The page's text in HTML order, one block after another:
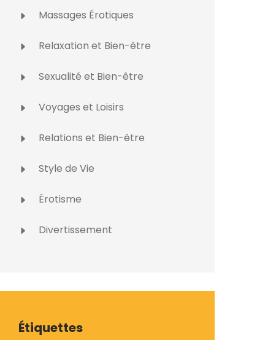
Massages Érotiques
Relaxation et Bien-être
Sexualité et Bien-être
Voyages et Loisirs
Relations et Bien-être
Style de Vie
Érotisme
Divertissement
Étiquettes